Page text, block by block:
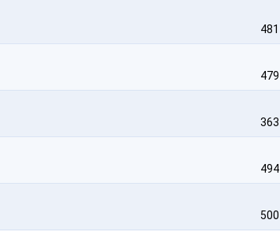
481
479
363
494
500